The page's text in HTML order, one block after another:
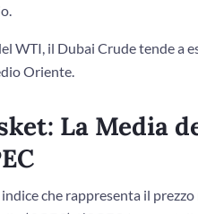
WTI, il Dubai Crude tende a
Oriente.
La Media
indice che rappresenta il